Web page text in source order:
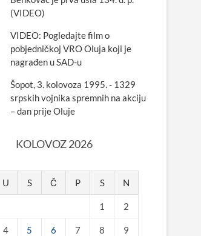
(VIDEO)
VIDEO: Pogledajte film o
pobjedničkoj VRO Oluja koji je
nagrađen u SAD-u
Šopot, 3. kolovoza 1995. - 1329
srpskih vojnika spremnih na akciju
– dan prije Oluje
KOLOVOZ 2026
U S Č P S N
1 2
4 5 6 7 8 9